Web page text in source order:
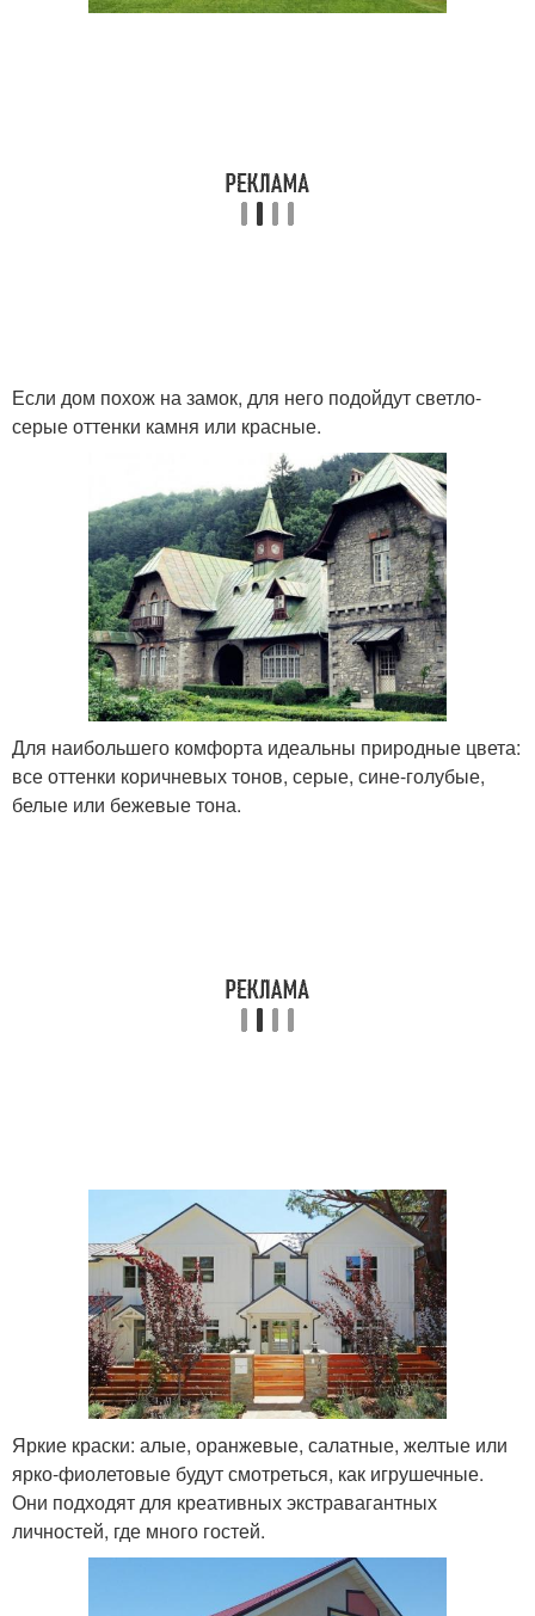
Если дом похож на замок, для него подойдут светло-
серые оттенки камня или красные.
Для наибольшего комфорта идеальны природные цвета:
все оттенки коричневых тонов, серые, сине-голубые,
белые или бежевые тона.
Яркие краски: алые, оранжевые, салатные, желтые или
ярко-фиолетовые будут смотреться, как игрушечные.
Они подходят для креативных экстравагантных
личностей, где много гостей.